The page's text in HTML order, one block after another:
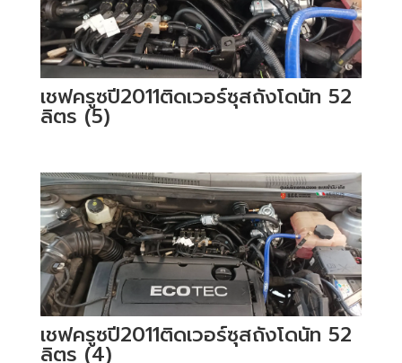
เชฟครูซปี2011ติดเวอร์ซุสถังโดนัท 52
ลิตร (5)
เชฟครูซปี2011ติดเวอร์ซุสถังโดนัท 52
ลิตร (4)